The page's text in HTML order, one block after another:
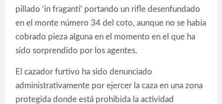
pillado ‘in fraganti’ portando un rifle desenfundado
en el monte número 34 del coto, aunque no se había
cobrado pieza alguna en el momento en el que ha
sido sorprendido por los agentes.
El cazador furtivo ha sido denunciado
administrativamente por ejercer la caza en una zona
protegida donde está prohibida la actividad